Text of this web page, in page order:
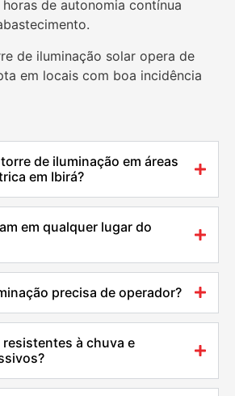
de autonomia contínua
de iluminação solar opera de
em locais com boa incidência
de iluminação em áreas
em Ibirá?
em qualquer lugar do
precisa de operador?
à chuva e